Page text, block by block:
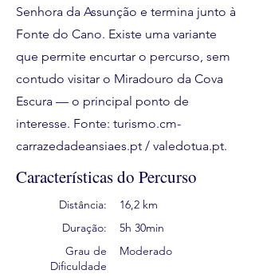
Senhora da Assunção e termina junto à
Fonte do Cano. Existe uma variante
que permite encurtar o percurso, sem
contudo visitar o Miradouro da Cova
Escura — o principal ponto de
interesse. Fonte: turismo.cm-
carrazedadeansiaes.pt / valedotua.pt.
Características do Percurso
Distância:
Duração:
Grau de
Dificuldade
16,2 km
5h 30min
Moderado